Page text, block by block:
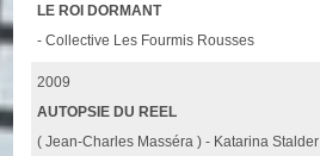
LE ROI DORMANT
- Collective Les Fourmis Rousses
2009
AUTOPSIE DU REEL
( Jean-Charles Masséra ) - Katarina Stalder